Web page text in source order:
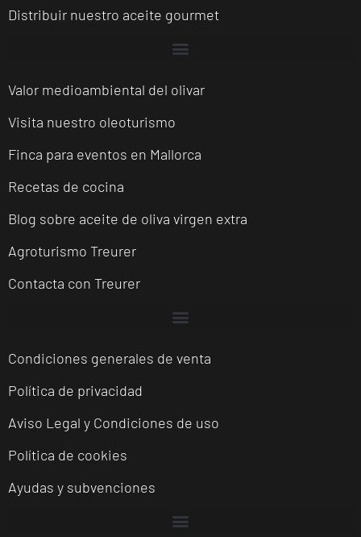
Distribuir nuestro aceite gourmet
Valor medioambiental del olivar
Visita nuestro oleoturismo
Finca para eventos en Mallorca
Recetas de cocina
Blog sobre aceite de oliva virgen extra
Agroturismo Treurer
Contacta con Treurer
Condiciones generales de venta
Política de privacidad
Aviso Legal y Condiciones de uso
Política de cookies
Ayudas y subvenciones